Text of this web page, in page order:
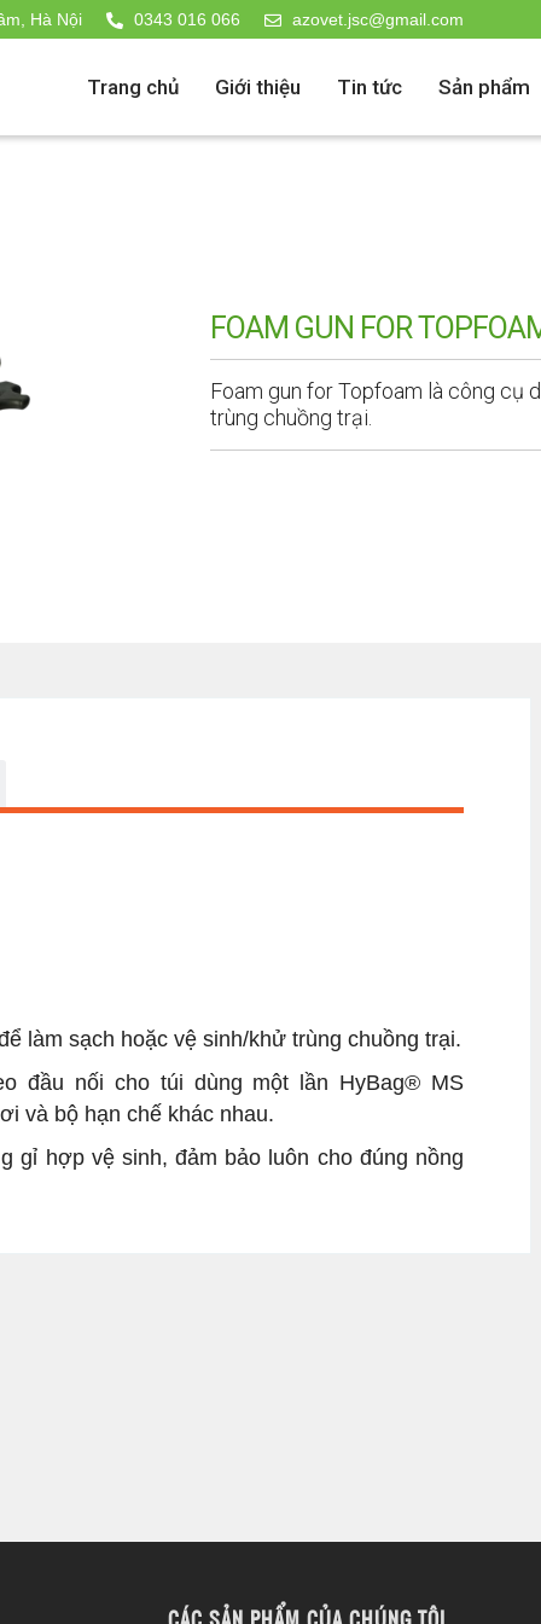
Hà Nội 0343 016 066 azovet.jsc@gmail.com
Trang chủ Giới thiệu Tin tức Sản phẩm
FOAM GUN FOR
Foam gun for Topfoam là công cụ
trùng chuồng trại.
làm sạch hoặc vệ sinh/khử trùng chuồng trại.
đầu nối cho túi dùng một lần HyBag® MS
và bộ hạn chế khác nhau.
gỉ hợp vệ sinh, đảm bảo luôn cho đúng nồng